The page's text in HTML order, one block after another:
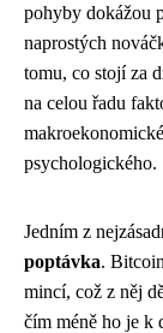
pohyby dokážou
naprostých
tomu, co stojí za
na celou řadu
psychologického.
Jedním z
poptávka.
mincí, což z něj
čím méně ho je k